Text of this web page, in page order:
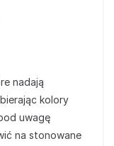
nadają
kolory
uwagę
na stonowane